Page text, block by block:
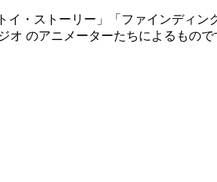
・ストーリー」「ファインディ
オ のアニメーターたちによるもので